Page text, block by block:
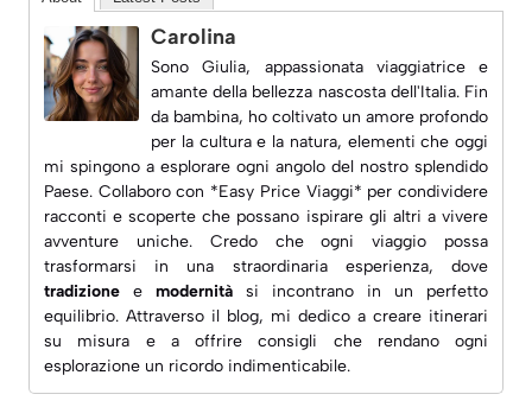
Carolina
Sono Giulia, appassionata viaggiatrice e
amante della bellezza nascosta dell'Italia. Fin
da bambina, ho coltivato un amore profondo
per la cultura e la natura, elementi che oggi
mi spingono a esplorare ogni angolo del nostro splendido
Paese. Collaboro con *Easy Price Viaggi* per condividere
racconti e scoperte che possano ispirare gli altri a vivere
avventure uniche. Credo che ogni viaggio possa
trasformarsi in una straordinaria esperienza, dove
tradizione e modernità si incontrano in un perfetto
equilibrio. Attraverso il blog, mi dedico a creare itinerari
su misura e a offrire consigli che rendano ogni
esplorazione un ricordo indimenticabile.